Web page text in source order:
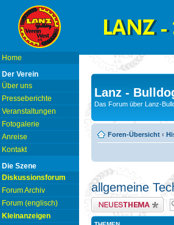
Home
Der Verein
Über uns
Presseberichte
Veranstaltungen
Fotogalerie
Anreise
Kontakt
Die Szene
Diskussionsforum
Forum Archiv
Forum (englisch)
Kleinanzeigen
Lanz -
Das Forum über Lanz-
Foren-Übersicht ‹
allgemeine
Neues Thema erstellen